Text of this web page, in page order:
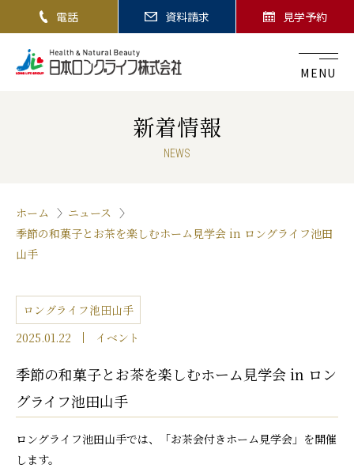
電話 資料請求 見学予約
MENU
新着情報
NEWS
ホーム
ニュース
季節の和菓子とお茶を楽しむホーム見学会 in ロングライフ池田
山手
ロングライフ池田山手
2025.01.22
イベント
季節の和菓子とお茶を楽しむホーム見学会 in ロン
グライフ池田山手
ロングライフ池田山手では、「お茶会付きホーム見学会」を開催
します。